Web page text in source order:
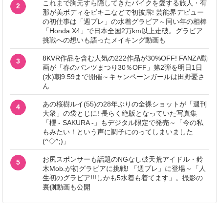
2
これまで胸元すら隠してきたバイクを愛する旅人・有
那が美ボディをビキニなどで初披露! 芸能界デビュー
の初仕事は「週プレ」の水着グラビア～同い年の相棒
「Honda X4」で日本全国2万km以上走破。グラビア
挑戦への想いも語ったメイキング動画も
3
8KVR作品を含む人気の222作品が30%OFF! FANZA動
画が「春のパンツまつり30％OFF」第2弾を明日1日
(水)朝9:59まで開催～キャンペーンガールは田野憂さ
ん
4
あの桜樹ルイ(55)の28年ぶりの全裸ショットが「週刊
大衆」の袋とじに! 長らく絶版となっていた写真集
「櫻 - SAKURA -」もデジタル限定で発売～「今の私
もみたい！という声に調子にのってしまいました
(^◇^;)」
5
お尻スポンサーも話題のNGなし破天荒アイドル・鈴
木Mob.が初グラビアに挑戦! 「週プレ」に登場～「人
生初のグラビア!!!しかも5水着も着てます」。撮影の
裏側動画も公開